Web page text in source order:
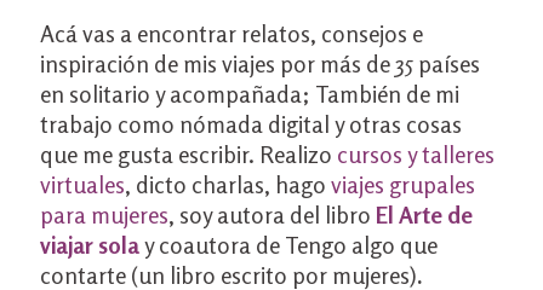
Acá vas a encontrar relatos, consejos e
inspiración de mis viajes por más de 35 países
en solitario y acompañada; También de mi
trabajo como nómada digital y otras cosas
que me gusta escribir. Realizo cursos y talleres
virtuales, dicto charlas, hago viajes grupales
para mujeres, soy autora del libro El Arte de
viajar solay coautora de Tengo algo que
contarte (un libro escrito por mujeres).